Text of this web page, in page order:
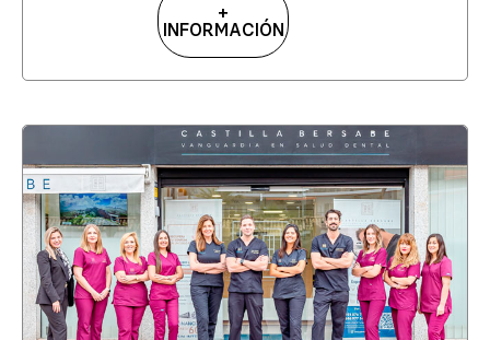
+
INFORMACIÓN